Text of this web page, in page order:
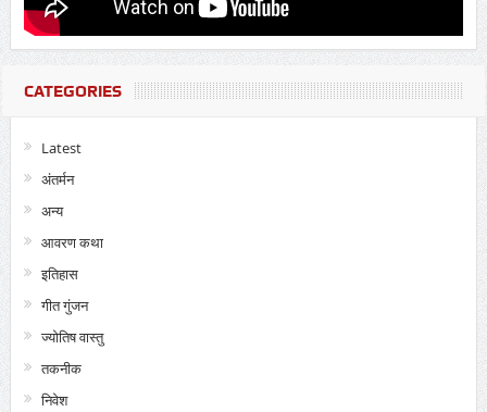
CATEGORIES
Latest
अंतर्मन
अन्य
आवरण कथा
इतिहास
गीत गुंजन
ज्योतिष वास्तु
तकनीक
निवेश